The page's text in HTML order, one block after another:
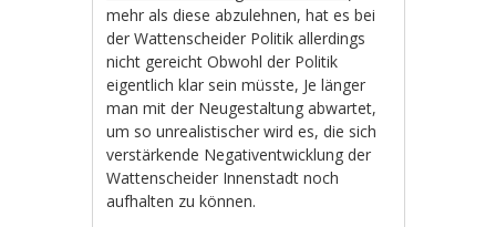
mehr als diese abzulehnen, hat es bei
der Wattenscheider Politik allerdings
nicht gereicht Obwohl der Politik
eigentlich klar sein müsste, Je länger
man mit der Neugestaltung abwartet,
um so unrealistischer wird es, die sich
verstärkende Negativentwicklung der
Wattenscheider Innenstadt noch
aufhalten zu können.